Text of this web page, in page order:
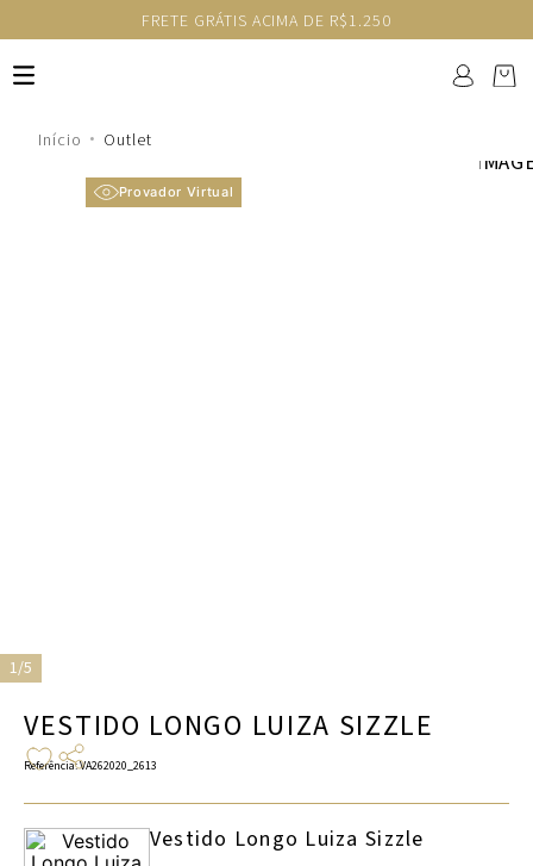
FRETE GRÁTIS ACIMA DE R$1.250
Outlet
Provador Virtual
1/5
VESTIDO LONGO LUIZA SIZZLE
Referência:VA262020_2613
Vestido Longo Luiza Sizzle